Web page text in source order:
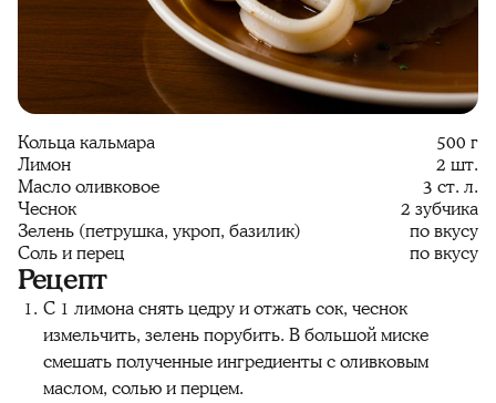
Кольца кальмара
500 г
Лимон
2 шт.
Масло оливковое
3 ст. л.
Чеснок
2 зубчика
Зелень (петрушка, укроп, базилик)
по вкусу
Соль и перец
по вкусу
Рецепт
С 1 лимона снять цедру и отжать сок, чеснок
измельчить, зелень порубить. В большой миске
смешать полученные ингредиенты с оливковым
маслом, солью и перцем.